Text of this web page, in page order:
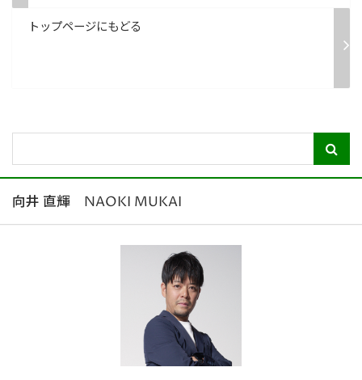
トップページにもどる
向井 直輝 NAOKI MUKAI